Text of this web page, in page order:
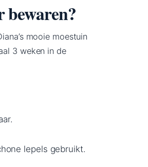
mooie moestuin
3 weken in de
lepels gebruikt.